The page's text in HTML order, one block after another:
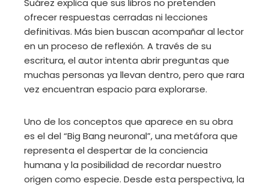
Suárez explica que sus libros no pretenden
ofrecer respuestas cerradas ni lecciones
definitivas. Más bien buscan acompañar al lector
en un proceso de reflexión. A través de su
escritura, el autor intenta abrir preguntas que
muchas personas ya llevan dentro, pero que rara
vez encuentran espacio para explorarse.
Uno de los conceptos que aparece en su obra
es el del “Big Bang neuronal”, una metáfora que
representa el despertar de la conciencia
humana y la posibilidad de recordar nuestro
origen como especie. Desde esta perspectiva, la